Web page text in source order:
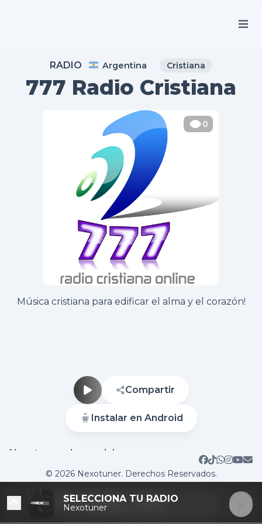
RADIO Argentina Cristiana
777 Radio Cristiana
0
Música cristiana para edificar el alma y el corazón!
Compartir
Instalar en Android
Nuestras redes sociales
Sitio web Contactar
© 2026 Nexotuner. Derechos Reservados.
SELECCIONA TU RADIO
Nexotuner